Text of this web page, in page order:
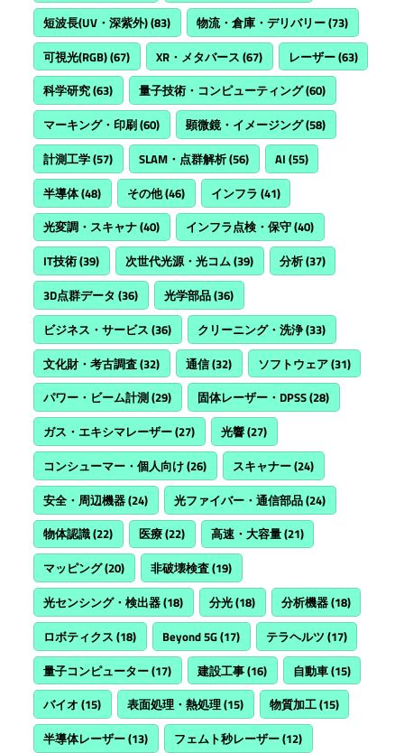
短波長(UV・深紫外)(83) 物流・倉庫・デリバリー(73)
可視光(RGB)(67) XR・メタバース (67) レーザー(63)
科学研究(63) 量子技術・コンピューティング(60)
マーキング・印刷(60) 顕微鏡・イメージング(58)
計測工学(57) SLAM・点群解析(56) AI (55)
半導体(48) その他(46) インフラ (41)
光変調・スキャナ(40) インフラ点検・保守(40)
IT技術(39) 次世代光源・光コム(39) 分析(37)
3D点群データ (36) 光学部品(36)
ビジネス・サービス (36) クリーニング・洗浄(33)
文化財・考古調査(32) 通信(32) ソフトウェア(31)
パワー・ビーム計測(29) 固体レーザー・DPSS(28)
ガス・エキシマレーザー(27) 光響(27)
コンシューマー・個人向け(26) スキャナー(24)
安全・周辺機器(24) 光ファイバー・通信部品(24)
物体認識(22) 医療(22) 高速・大容量(21)
マッピング(20) 非破壊検査(19)
光センシング・検出器(18) 分光(18) 分析機器(18)
ロボティクス (18) Beyond 5G(17) テラヘルツ (17)
量子コンピューター(17) 建設工事(16) 自動車(15)
バイオ (15) 表面処理・熱処理(15) 物質加工(15)
半導体レーザー(13) フェムト秒レーザー(12)